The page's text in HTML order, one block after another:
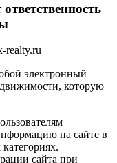
realty.ru
электронный
которую
на сайте в
сайта при